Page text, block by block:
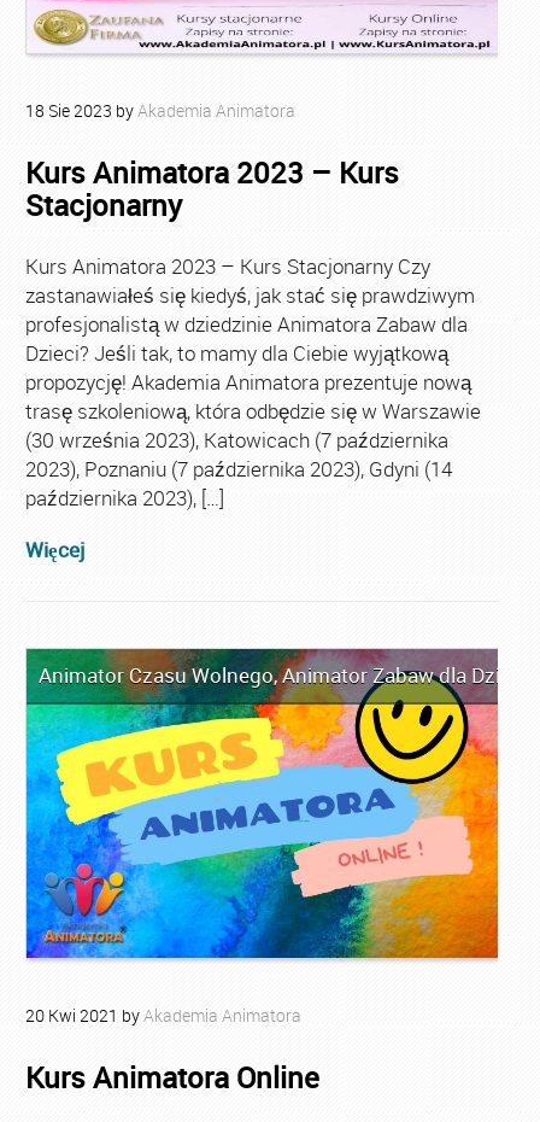
18 Sie2023 byAkademia Animatora
Kurs Animatora 2023 – Kurs
Stacjonarny
Kurs Animatora 2023 – Kurs Stacjonarny Czy
zastanawiałeś się kiedyś, jak stać się prawdziwym
profesjonalistą w dziedzinie Animatora Zabaw dla
Dzieci? Jeśli tak, to mamy dla Ciebie wyjątkową
propozycję! Akademia Animatora prezentuje nową
trasę szkoleniową, która odbędzie się w Warszawie
(30 września 2023), Katowicach (7 października
2023), Poznaniu (7 października 2023), Gdyni (14
października 2023), […]
Więcej
Animator Czasu Wolnego,Animator Zabaw dla Dzieci
20 Kwi 2021 byAkademia Animatora
Kurs Animatora Online